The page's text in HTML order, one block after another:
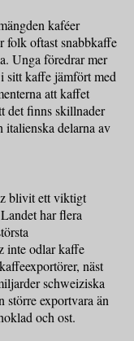
kaféer
folk oftast snabbkaffe
Unga föredrar mer
sitt kaffe jämfört med
att kaffet
det finns skillnader
italienska delarna av
blivit ett viktigt
har flera
inte odlar kaffe
näst
schweiziska
exportvara än
och ost.